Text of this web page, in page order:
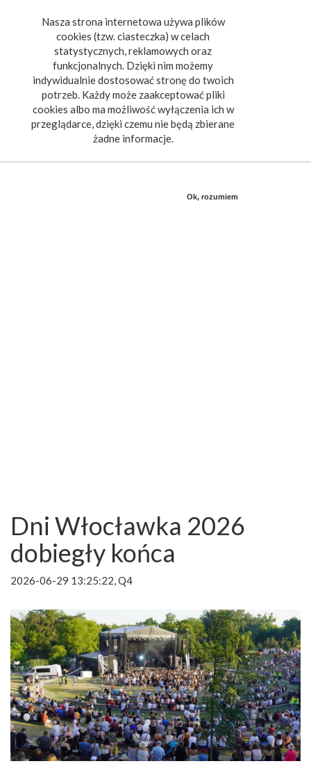
Nasza strona internetowa używa plików
cookies (tzw. ciasteczka) w celach
statystycznych, reklamowych oraz
funkcjonalnych. Dzięki nim możemy
indywidualnie dostosować stronę do twoich
potrzeb. Każdy może zaakceptować pliki
cookies albo ma możliwość wyłączenia ich w
przeglądarce, dzięki czemu nie będą zbierane
żadne informacje.
Ok, rozumiem
Dni Włocławka 2026
dobiegły końca
2026-06-29 13:25:22, Q4